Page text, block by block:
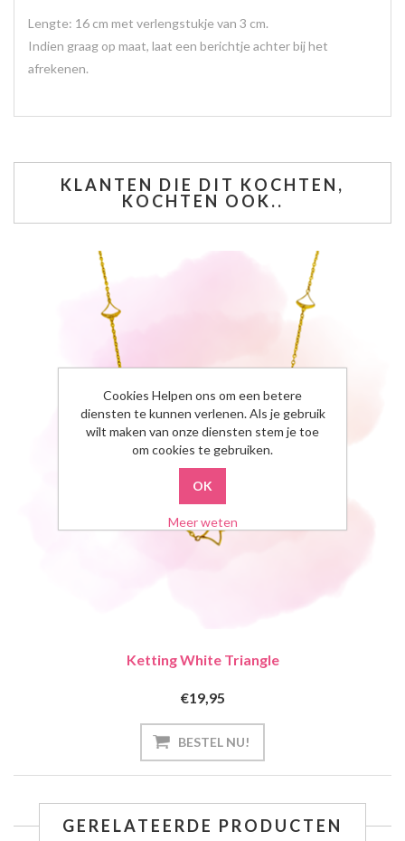
Lengte: 16 cm met verlengstukje van 3 cm.
Indien graag op maat, laat een berichtje achter bij het
afrekenen.
KLANTEN DIE DIT KOCHTEN,
KOCHTEN OOK..
Ketting White Triangle
€19,95
GERELATEERDE PRODUCTEN
Cookies Helpen ons om een betere
diensten te kunnen verlenen. Als je gebruik
wilt maken van onze diensten stem je toe
om cookies te gebruiken.
Meer weten